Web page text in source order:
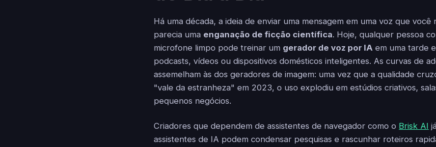
Há uma década, a ideia de enviar uma mensagem em uma voz que você
parecia uma enganação de ficção científica. Hoje, qualquer pessoa
microfone limpo pode treinar um gerador de voz por IA em uma tarde
podcasts, vídeos ou dispositivos domésticos inteligentes. As curvas de
assemelham às dos geradores de imagem: uma vez que a qualidade
"vale da estranheza" em 2023, o uso explodiu em estúdios criativos,
pequenos negócios.
Criadores que dependem de assistentes de navegador como o Brisk AI
assistentes de IA podem condensar pesquisas e rascunhar roteiros